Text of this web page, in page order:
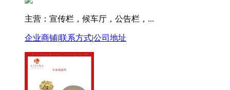
主营：宣传栏，候车厅，公告栏，...
企业商铺|联系方式|公司地址